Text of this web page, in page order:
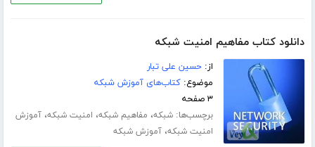
دانلود کتاب مفاهیم امنیت شبکه
از:حسین علی تبار
موضوع:کتاب‌های آموزش شبکه
۳ صفحه
برچسب‌ها:شبکه، مفاهیم شبکه، امنیت شبکه،آموزش
امنیت شبکه،آموزش شبکه